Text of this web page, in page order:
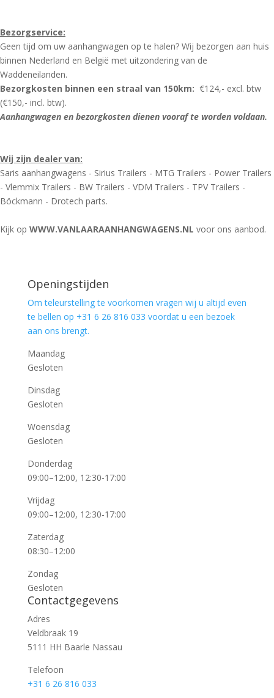
Bezorgservice:
Geen tijd om uw aanhangwagen op te halen? Wij bezorgen aan huis
binnen Nederland en België met uitzondering van de
Waddeneilanden.
Bezorgkosten binnen een straal van 150km: €124,- excl. btw
(€150,- incl. btw).
Aanhangwagen en bezorgkosten dienen vooraf te worden voldaan.
Wij zijn dealer van:
Saris aanhangwagens - Sirius Trailers - MTG Trailers - Power Trailers
- Vlemmix Trailers - BW Trailers - VDM Trailers - TPV Trailers -
Böckmann - Drotech parts.
Kijk op WWW.VANLAARAANHANGWAGENS.NL voor ons aanbod.
Openingstijden
Om teleurstelling te voorkomen vragen wij u altijd even
te bellen op +31 6 26 816 033 voordat u een bezoek
aan ons brengt.
Maandag
Gesloten
Dinsdag
Gesloten
Woensdag
Gesloten
Donderdag
09:00–12:00, 12:30-17:00
Vrijdag
09:00–12:00, 12:30-17:00
Zaterdag
08:30–12:00
Zondag
Gesloten
Contactgegevens
Adres
Veldbraak 19
5111 HH Baarle Nassau
Telefoon
+31 6 26 816 033